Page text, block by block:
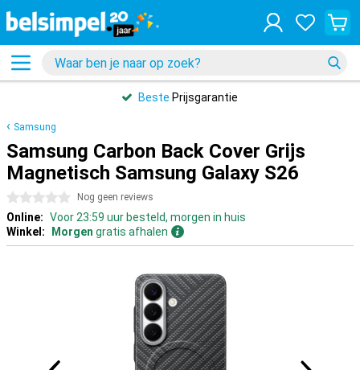
Beste Prijsgarantie
Samsung
Samsung Carbon Back Cover Grijs
Magnetisch Samsung Galaxy S26
0 sterren Nog geen reviews
Online: Voor 23:59 uur besteld, morgen in huis
Winkel:
Morgen gratis afhalen